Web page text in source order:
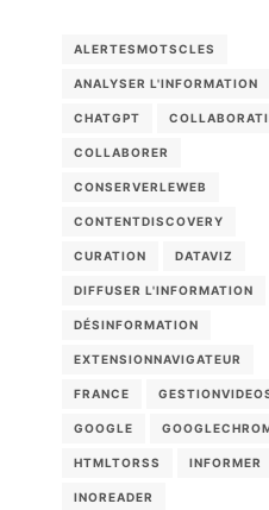
ALERTESMOTSCLES
ANALYSER L'INFORMATION
CHATGPT
COLLABORER
CONSERVERLEWEB
CONTENTDISCOVERY
CURATION DATAVIZ
DIFFUSER L'INFORMATION
DÉSINFORMATION
EXTENSIONNAVIGATEUR
FRANCE
GOOGLE
HTMLTORSS INFORMER
INOREADER